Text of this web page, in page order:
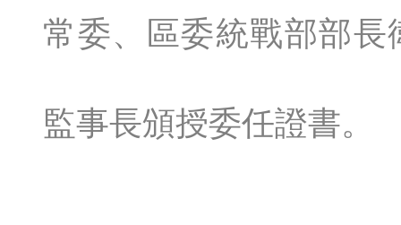
常委、區委統戰部部
監事長頒授委任證書。